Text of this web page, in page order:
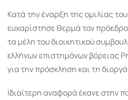
Κατά την έναρξη της ομιλίας
ευχαρίστησε θερμά τον
τα μέλη του διοικητικού
ελλήνων επιστημόνων βόρειας
για την πρόσκληση και τη
Ιδιαίτερη αναφορά έκανε στην